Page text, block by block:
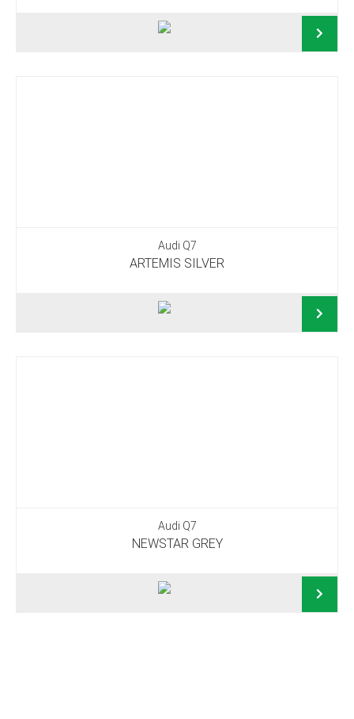
Audi Q7
ARTEMIS SILVER
Audi Q7
NEWSTAR GREY